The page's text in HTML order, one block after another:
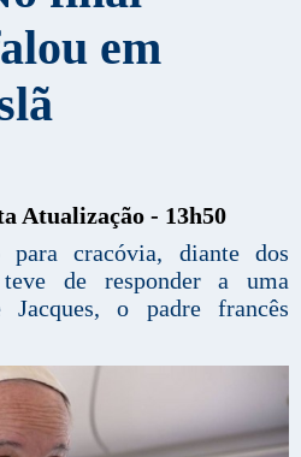
em
Atualização - 13h50
cracóvia, diante dos
de responder a uma
Jacques, o padre francês